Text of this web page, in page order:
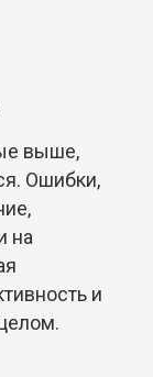
выше,
Ошибки,
на
и